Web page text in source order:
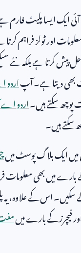
ایک ایسا پلیٹ فارم
اور ٹولز فراہم
کرتا ہے بلکہ نئے
بھی دیتا ہے۔ آپ
سکتے ہیں۔اردو اے
سکتے ہیں۔
ایک بلاگ پوسٹ میں
میں بھی معلومات
سکیں۔ اس کے علاوہ،
فیچرز کے بارے میں